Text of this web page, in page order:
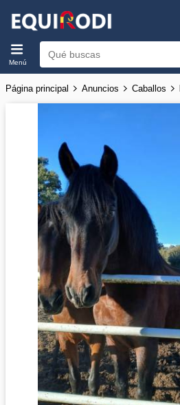
Menú
Página principal Anuncios Caballos